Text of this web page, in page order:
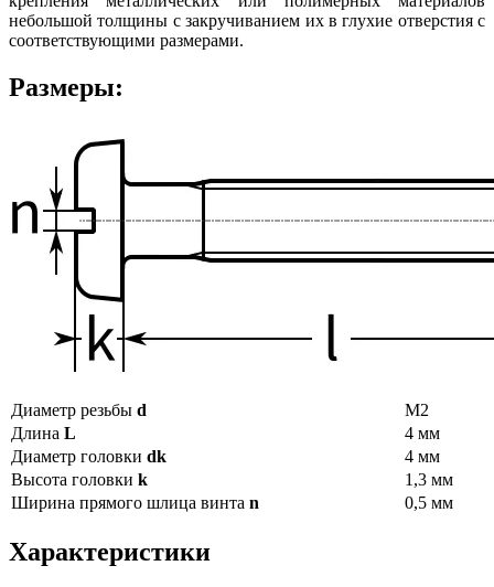
небольшой толщины с закручиванием их в глухие отверстия с
соответствующими размерами.
Размеры:
Диаметр резьбы d
М2
Длина L
4 мм
Диаметр головки dk
4 мм
Высота головки k
1,3 мм
Ширина прямого шлица винта n 0,5 мм
Характеристики